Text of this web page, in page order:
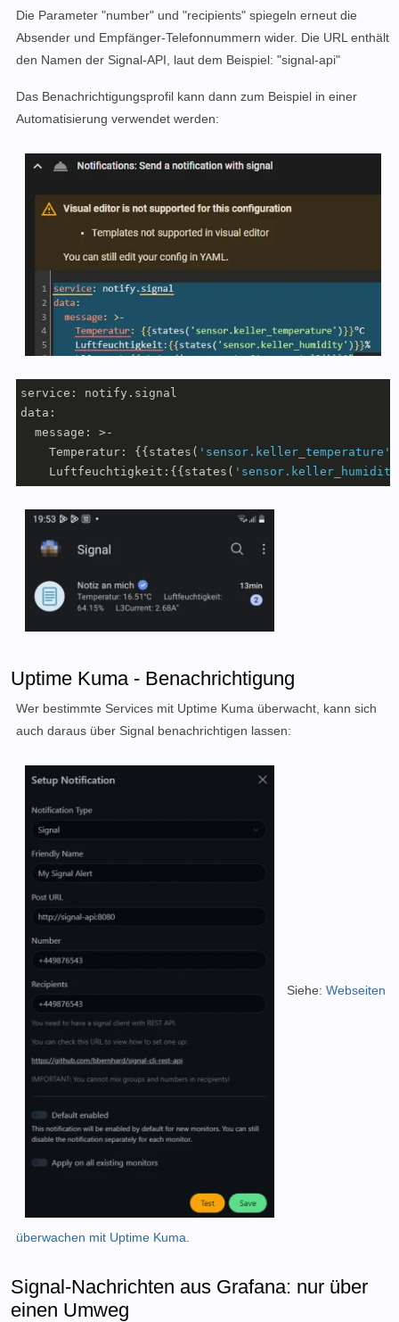
Die Parameter "number" und "recipients" spiegeln erneut die
Absender und Empfänger-Telefonnummern wider. Die URL enthält
den Namen der Signal-API, laut dem Beispiel: "signal-api"
Das Benachrichtigungsprofil kann dann zum Beispiel in einer
Automatisierung verwendet werden:
service: notify.signal
data:
  message: >-
    Temperatur: {{states(
'sensor.keller_temperature'
    Luftfeuchtigkeit:{{states(
Uptime Kuma - Benachrichtigung
Wer bestimmte Services mit Uptime Kuma überwacht, kann sich
auch daraus über Signal benachrichtigen lassen:
Siehe: Webseiten
überwachen mit Uptime Kuma
Signal-Nachrichten aus Grafana: nur über
einen Umweg